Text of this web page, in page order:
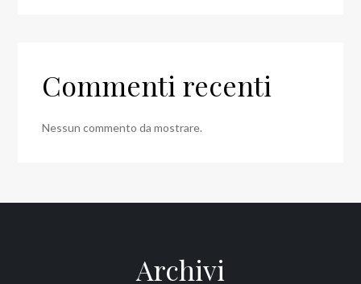
Commenti recenti
Nessun commento da mostrare.
Archivi